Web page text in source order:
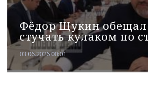
или через соц. сети
Фёдор Щукин обещал
стучать кулаком по
03.06.2026 00:01